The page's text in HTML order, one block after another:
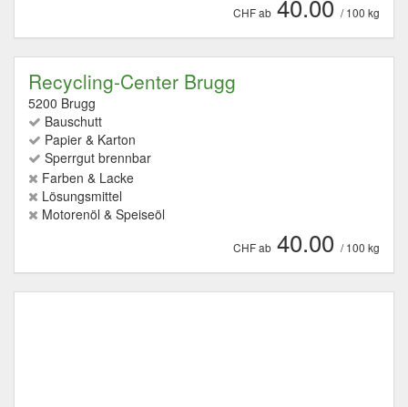
CHF ab 40.00 / 100 kg
Recycling-Center Brugg
5200 Brugg
Bauschutt
Papier & Karton
Sperrgut brennbar
Farben & Lacke
Lösungsmittel
Motorenöl & Speiseöl
CHF ab 40.00 / 100 kg